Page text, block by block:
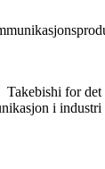
for
i